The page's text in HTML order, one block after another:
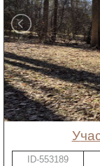
ID-553189